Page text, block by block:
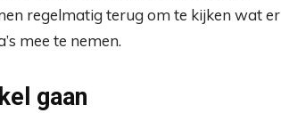
regelmatig terug om te kijken wat er
mee te nemen.
gaan